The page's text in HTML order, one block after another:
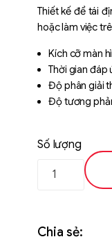
out of 5
based on
đánh giá
Thiết kế để tái
hoặc làm việc
Kích cỡ màn
Thời gian đáp
Độ phân giải
Độ tương
Số lượng
Chia sẻ: